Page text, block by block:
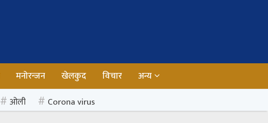
मनोरन्जन खेलकुद विचार अन्य
ओली Corona virus